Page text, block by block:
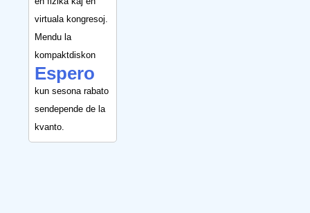
virtuala kongresoj.
Mendu la
kompaktdiskon
Espero
kun sesona rabato
sendepende de la
kvanto.